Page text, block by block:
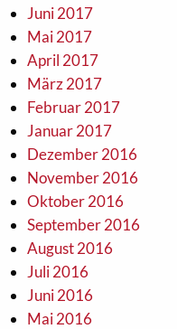
Juni 2017
Mai 2017
April 2017
März 2017
Februar 2017
Januar 2017
Dezember 2016
November 2016
Oktober 2016
September 2016
August 2016
Juli 2016
Juni 2016
Mai 2016